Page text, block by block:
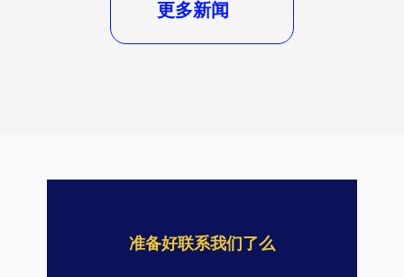
更多新闻
准备好联系我们了么